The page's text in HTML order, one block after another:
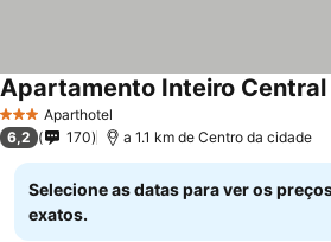
3 EstrelasAparthotel
6,2 170 a 1.1 km de Centro da cidade
Selecione as datas para ver os
exatos.